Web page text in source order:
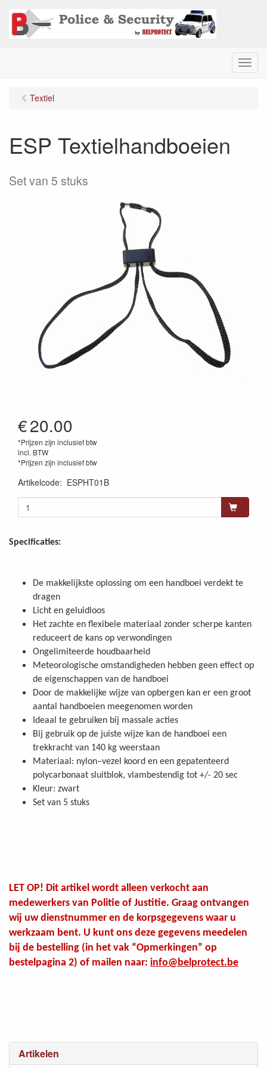
M
e
Artikelen
Textiel
ESP Textielhandboeien
Set van 5 stuks
€20.00
*Prijzen zijn inclusief btw
incl. BTW
*Prijzen zijn inclusief btw
Artikelcode: ESPHT01B
Specificaties:
De makkelijkste oplossing om een handboei verdekt te
dragen
Licht en geluidloos
Het zachte en flexibele materiaal zonder scherpe kanten
reduceert de kans op verwondingen
Ongelimiteerde houdbaarheid
Meteorologische omstandigheden hebben geen effect op
de eigenschappen van de handboei
Door de makkelijke wijze van opbergen kan er een groot
aantal handboeien meegenomen worden
Ideaal te gebruiken bij massale acties
Bij gebruik op de juiste wijze kan de handboei een
trekkracht van 140 kg weerstaan
Materiaal: nylon–vezel koord en een gepatenteerd
polycarbonaat sluitblok, vlambestendig tot +/- 20 sec
Kleur: zwart
Set van 5 stuks
LET OP! Dit artikel wordt alleen verkocht aan
medewerkers van Politie of Justitie. Graag ontvangen
wij uw dienstnummer en de korpsgegevens waar u
werkzaam bent. U kunt ons deze gegevens meedelen
bij de bestelling (in het vak “Opmerkingen” op
bestelpagina 2) of mailen naar: info@belprotect.be